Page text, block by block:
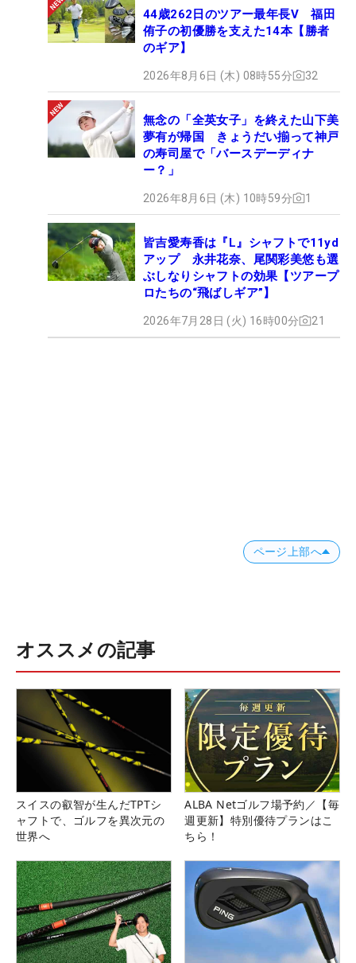
44歳262日のツアー最年長V 福田
侑子の初優勝を支えた14本【勝者
のギア】
2026年8月6日 (木) 08時55分 32
無念の「全英女子」を終えた山下美
夢有が帰国 きょうだい揃って神戸
の寿司屋で「バースデーディナ
ー？」
2026年8月6日 (木) 10時59分 1
皆吉愛寿香は『L』シャフトで11yd
アップ 永井花奈、尾関彩美悠も選
ぶしなりシャフトの効果【ツアープ
ロたちの“飛ばしギア”】
2026年7月28日 (火) 16時00分 21
ページ上部へ
オススメの記事
スイスの叡智が生んだTPTシ
ャフトで、ゴルフを異次元の
世界へ
ALBA Netゴルフ場予約／【毎
週更新】特別優待プランはこ
ちら！